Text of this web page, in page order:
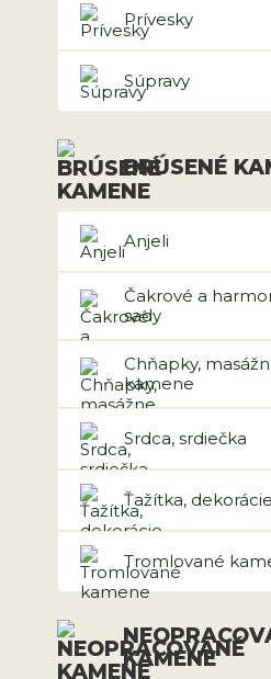
Prívesky
Súpravy
BRÚSENÉ
Anjeli
Čakrové a
sady
Chňapky,
kamene
Srdca, srdiečka
Ťažítka, dekorácie
Tromlované
KAMENE